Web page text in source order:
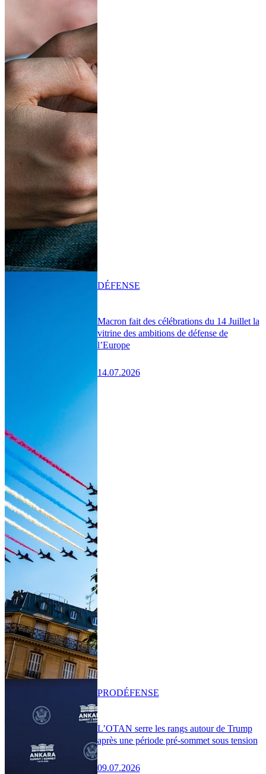
Macron fait des célébrations du 14 Juillet la
vitrine des ambitions de défense de
l’Europe
14.07.2026
DÉFENSE
L’OTAN serre les rangs autour de Trump
après une période pré-sommet sous tension
09.07.2026
PRODÉFENSE